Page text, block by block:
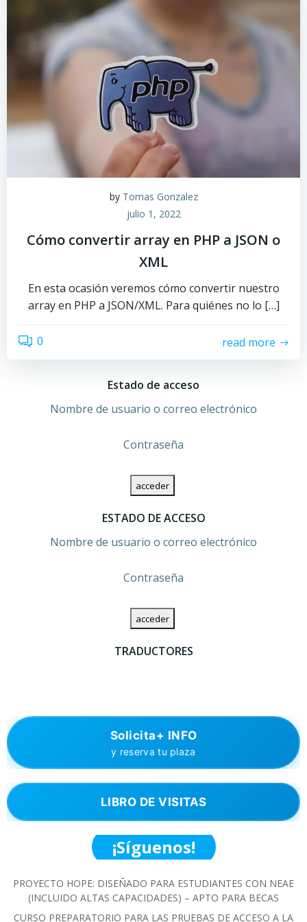
by Tomas Gonzalez
julio 1, 2022
Cómo convertir array en PHP a JSON o
XML
En esta ocasión veremos cómo convertir nuestro
array en PHP a JSON/XML. Para quiénes no lo […]
0 read more
Estado de acceso
Nombre de usuario o correo electrónico
Contraseña
ESTADO DE ACCESO
Nombre de usuario o correo electrónico
Contraseña
TRADUCTORES
Solicita+ INFO
y reserva tu plaza
LIBRO DE VISITAS
¡Síguenos!
PROYECTO HOPE: DISEÑADO PARA ESTUDIANTES CON NEAE
(INCLUIDO ALTAS CAPACIDADES) – APTO PARA BECAS
CURSO PREPARATORIO PARA LAS PRUEBAS DE ACCESO A LA